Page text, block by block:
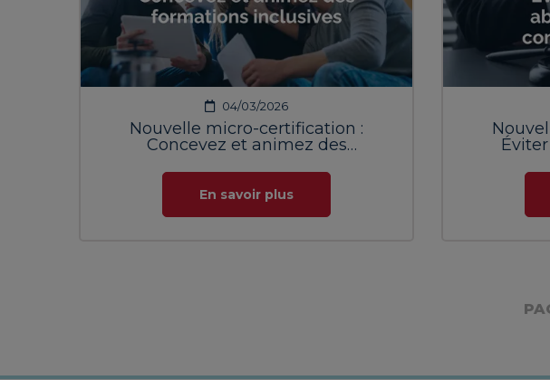
04/03/2026
Nouvelle micro-certification :
Concevez et animez des
En savoir plus